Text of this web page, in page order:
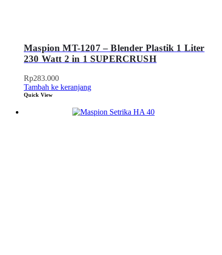
Maspion MT-1207 – Blender Plastik 1 Liter
230 Watt 2 in 1 SUPERCRUSH
Rp283.000
Tambah ke keranjang
Quick View